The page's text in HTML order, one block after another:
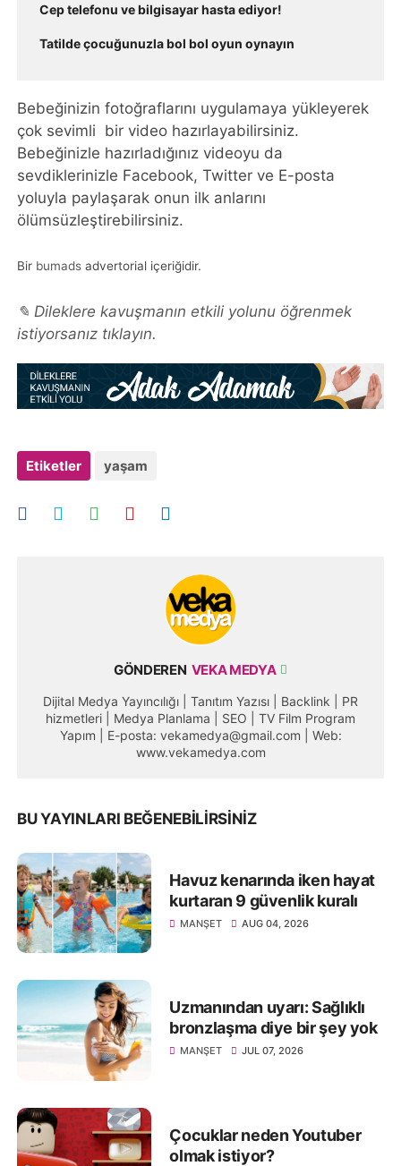
Cep telefonu ve bilgisayar hasta ediyor!
Tatilde çocuğunuzla bol bol oyun oynayın
Bebeğinizin fotoğraflarını uygulamaya yükleyerek
çok sevimli bir video hazırlayabilirsiniz.
Bebeğinizle hazırladığınız videoyu da
sevdiklerinizle Facebook, Twitter ve E-posta
yoluyla paylaşarak onun ilk anlarını
ölümsüzleştirebilirsiniz.
Bir bumads advertorial içeriğidir.
✎ Dileklere kavuşmanın etkili yolunu öğrenmek
istiyorsanız tıklayın.
Etiketler yaşam
GÖNDEREN VEKA MEDYA
Dijital Medya Yayıncılığı | Tanıtım Yazısı | Backlink | PR
hizmetleri | Medya Planlama | SEO | TV Film Program
Yapım | E-posta: vekamedya@gmail.com | Web:
www.vekamedya.com
BU YAYINLARI BEĞENEBILIRSINIZ
Havuz kenarında iken hayat
kurtaran 9 güvenlik kuralı
MANŞET AUG 04, 2026
Uzmanından uyarı: Sağlıklı
bronzlaşma diye bir şey yok
MANŞET JUL 07, 2026
Çocuklar neden Youtuber
olmak istiyor?